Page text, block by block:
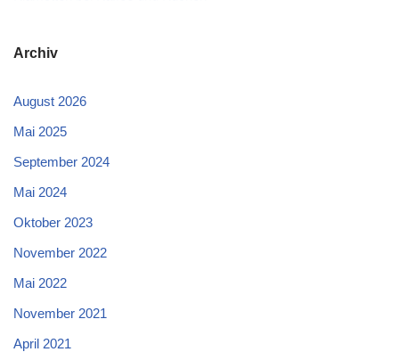
Archiv
August 2026
Mai 2025
September 2024
Mai 2024
Oktober 2023
November 2022
Mai 2022
November 2021
April 2021